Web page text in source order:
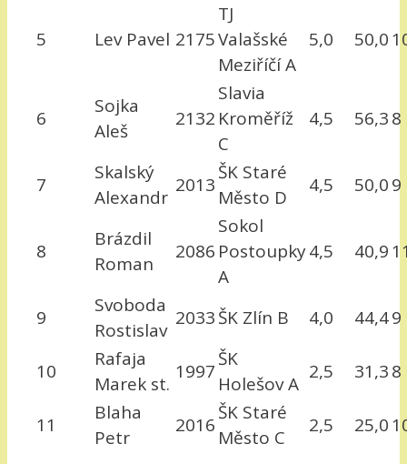
5 Lev Pavel 2175
TJ
Valašské
Meziříčí A
5,0 50,0
6
Sojka
Aleš
2132
Slavia
Kroměříž
C
4,5 56,38
7
Skalský
Alexandr
2013
ŠK Staré
Město D
4,5 50,09
8
Brázdil
Roman
2086
Sokol
Postoupky
A
4,5 40,9
9
Svoboda
Rostislav
2033ŠK Zlín B 4,0 44,49
10
Rafaja
Marek st.
1997
ŠK
Holešov A
2,5 31,38
11
Blaha
Petr
2016
ŠK Staré
Město C
2,5 25,0